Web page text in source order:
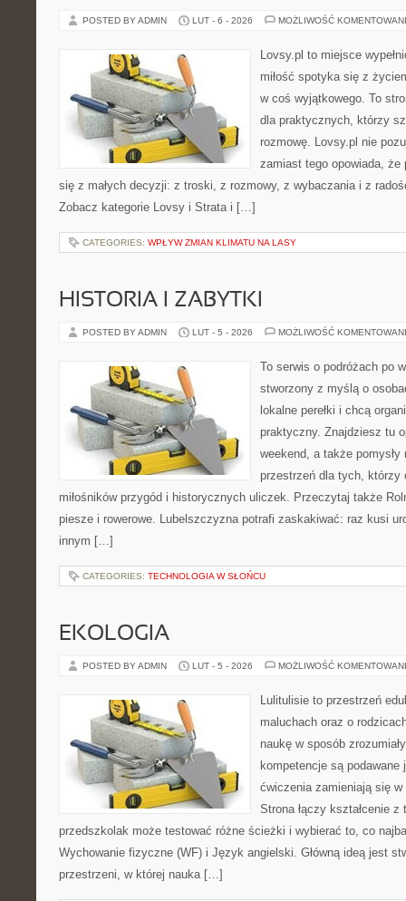
POSTED BY ADMIN LUT - 6 - 2026 MOŻLIWOŚĆ
Lovsy.pl to miejsce
miłość spotyka się z
w coś wyjątkowego. To
dla praktycznych, którzy
rozmowę. Lovsy.pl nie
zamiast tego opowiada, że
się z małych decyzji: z troski, z rozmowy, z wybaczania i z
Zobacz kategorie Lovsy i Strata i […]
CATEGORIES: WPŁYW ZMIAN KLIMATU NA LASY
HISTORIA I ZABYTKI
POSTED BY ADMIN LUT - 5 - 2026 MOŻLIWOŚĆ
To serwis o podróżach po
stworzony z myślą o
lokalne perełki i chcą
praktyczny. Znajdziesz tu
weekend, a także
przestrzeń dla tych, którzy
miłośników przygód i historycznych uliczek. Przeczytaj także
piesze i rowerowe. Lubelszczyzna potrafi zaskakiwać: raz kusi
innym […]
CATEGORIES: TECHNOLOGIA W SŁOŃCU
EKOLOGIA
POSTED BY ADMIN LUT - 5 - 2026 MOŻLIWOŚĆ
Lulitulisie to przestrzeń
maluchach oraz o
naukę w sposób
kompetencje są podawane
ćwiczenia zamieniają się
Strona łączy kształcenie
przedszkolak może testować różne ścieżki i wybierać to, co
Wychowanie fizyczne (WF) i Język angielski. Główną ideą jest
przestrzeni, w której nauka […]